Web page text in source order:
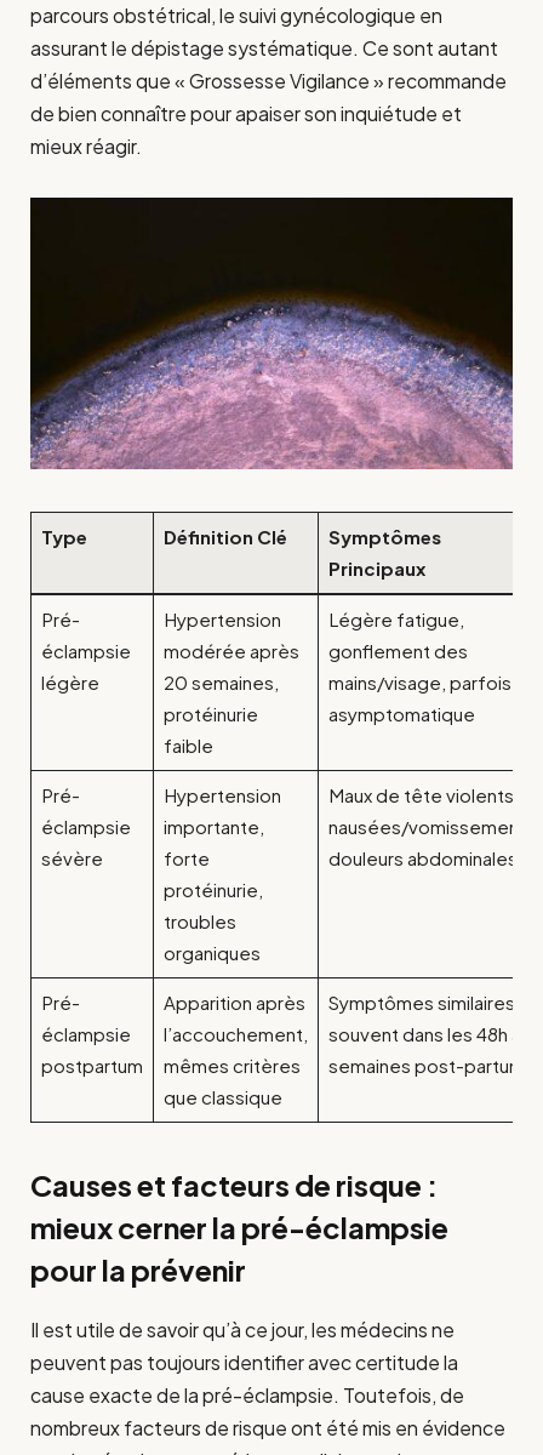
parcours obstétrical, le suivi gynécologique en
assurant le dépistage systématique. Ce sont autant
d’éléments que « Grossesse Vigilance » recommande
de bien connaître pour apaiser son inquiétude et
mieux réagir.
Type Définition Clé
Symptômes
Principaux
Pré-
éclampsie
légère
Hypertension
modérée après
20 semaines,
protéinurie
faible
Légère fatigue,
gonflement des
mains/visage, parfois
asymptomatique
Pré-
éclampsie
sévère
Hypertension
importante,
forte
protéinurie,
troubles
organiques
Maux de tête violents,
nausées/vomissements,
douleurs abdominales
Pré-
éclampsie
postpartum
Apparition après
l’accouchement,
mêmes critères
que classique
Symptômes similaires,
souvent dans les 48h à 6
semaines post-partum
Causes et facteurs de risque :
mieux cerner la pré-éclampsie
pour la prévenir
Il est utile de savoir qu’à ce jour, les médecins ne
peuvent pas toujours identifier avec certitude la
cause exacte de la pré-éclampsie. Toutefois, de
nombreux facteurs de risque ont été mis en évidence